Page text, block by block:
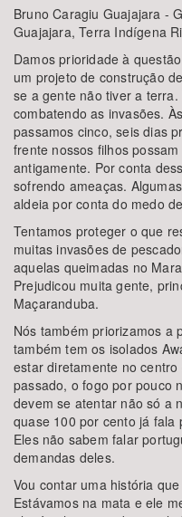
Bruno Caragiu Guajajara -
Guajajara, Terra Indígena
Damos prioridade à
um projeto de construção
se a gente não tiver a
combatendo as invasões.
passamos cinco, seis dias
frente nossos filhos
antigamente. Por conta
sofrendo ameaças.
aldeia por conta do medo
Tentamos proteger o que
muitas invasões de
aquelas queimadas no
Prejudicou muita gente,
Maçaranduba.
Nós também priorizamos a
também tem os isolados
estar diretamente no
passado, o fogo por pouco
devem se atentar não só a
quase 100 por cento já fala
Eles não sabem falar
demandas deles.
Vou contar uma história
Estávamos na mata e ele